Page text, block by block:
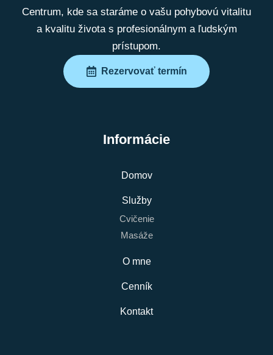
Centrum, kde sa staráme o vašu pohybovú vitalitu
a kvalitu života s profesionálnym a ľudským
prístupom.
Rezervovať termín
Informácie
Domov
Služby
Cvičenie
Masáže
O mne
Cenník
Kontakt